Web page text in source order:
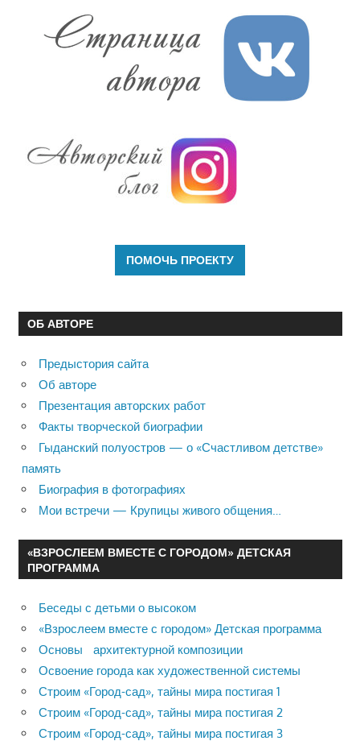
ОБ АВТОРЕ
Предыстория сайта
Об авторе
Презентация авторских работ
Факты творческой биографии
Гыданский полуостров — о «Счастливом детстве»
память
Биография в фотографиях
Мои встречи — Крупицы живого общения…
«ВЗРОСЛЕЕМ ВМЕСТЕ С ГОРОДОМ» ДЕТСКАЯ
ПРОГРАММА
Беседы с детьми о высоком
«Взрослеем вместе с городом» Детская программа
Основы архитектурной композиции
Освоение города как художественной системы
Строим «Город-сад», тайны мира постигая 1
Строим «Город-сад», тайны мира постигая 2
Строим «Город-сад», тайны мира постигая 3